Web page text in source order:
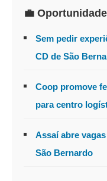
💼
Sem pedir
CD de São
Coop promove
para centro
Assaí abre
São Bernardo